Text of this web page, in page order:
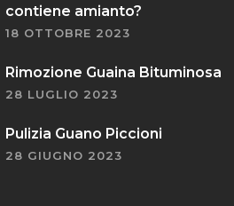
contiene amianto?
18 OTTOBRE 2023
Rimozione Guaina Bituminosa
28 LUGLIO 2023
Pulizia Guano Piccioni
28 GIUGNO 2023